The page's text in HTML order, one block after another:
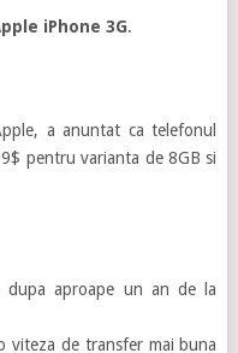
iPhone 3G.
a anuntat ca telefonul
pentru varianta de 8GB si
dupa aproape un an de la
viteza de transfer mai buna